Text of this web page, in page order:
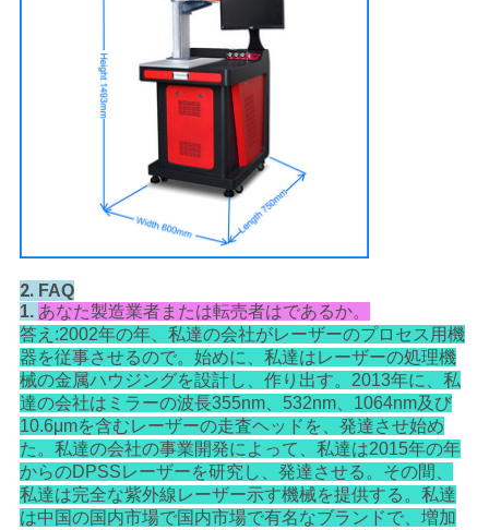
2.FAQ
1. あなた製造業者または転売者はであるか。
答え:2002年の年、私達の会社がレーザーのプロセス用機
器を従事させるので。始めに、私達はレーザーの処理機
械の金属ハウジングを設計し、作り出す。2013年に、私
達の会社はミラーの波長355nm、532nm、1064nm及び
10.6μmを含むレーザーの走査ヘッドを、発達させ始め
た。私達の会社の事業開発によって、私達は2015年の年
からのDPSSレーザーを研究し、発達させる。その間、
私達は完全な紫外線レーザー示す機械を提供する。私達
は中国の国内市場で国内市場で有名なブランドで、増加